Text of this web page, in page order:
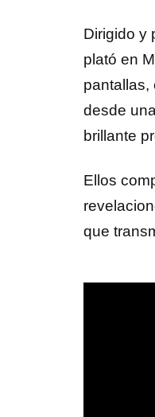
Dirigido y
plató en
pantallas,
desde
brillante
Ellos
que